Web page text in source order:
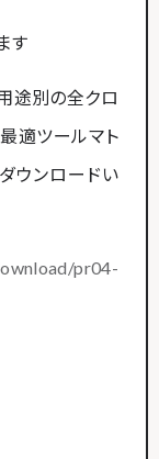
す
途別の全クロ
適ツールマト
ウンロードい
pr04-